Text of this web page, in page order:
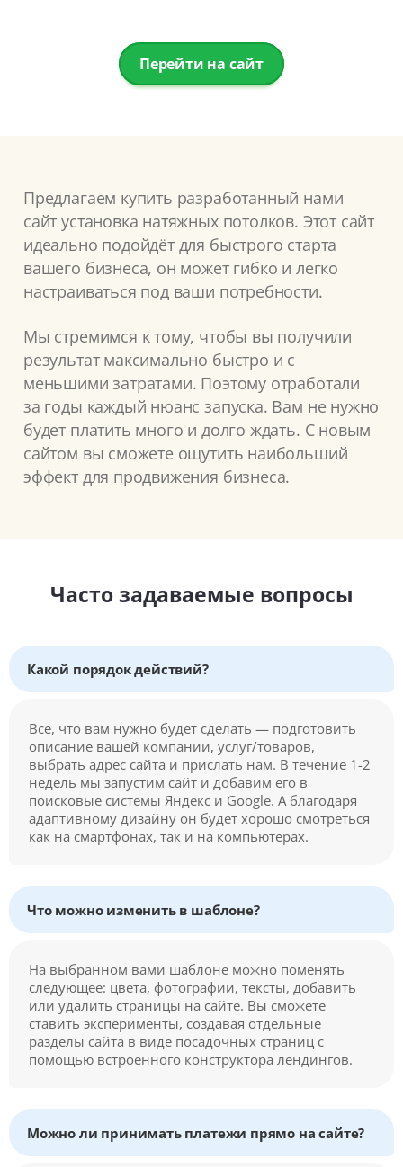
Перейти на сайт
Предлагаем купить разработанный нами
сайт установка натяжных потолков. Этот сайт
идеально подойдёт для быстрого старта
вашего бизнеса, он может гибко и легко
настраиваться под ваши потребности.
Мы стремимся к тому, чтобы вы получили
результат максимально быстро и с
меньшими затратами. Поэтому отработали
за годы каждый нюанс запуска. Вам не нужно
будет платить много и долго ждать. С новым
сайтом вы сможете ощутить наибольший
эффект для продвижения бизнеса.
Часто задаваемые вопросы
Какой порядок действий?
Все, что вам нужно будет сделать — подготовить
описание вашей компании, услуг/товаров,
выбрать адрес сайта и прислать нам. В течение 1-2
недель мы запустим сайт и добавим его в
поисковые системы Яндекс и Google. А благодаря
адаптивному дизайну он будет хорошо смотреться
как на смартфонах, так и на компьютерах.
Что можно изменить в шаблоне?
На выбранном вами шаблоне можно поменять
следующее: цвета, фотографии, тексты, добавить
или удалить страницы на сайте. Вы сможете
ставить эксперименты, создавая отдельные
разделы сайта в виде посадочных страниц с
помощью встроенного конструктора лендингов.
Можно ли принимать платежи прямо на сайте?